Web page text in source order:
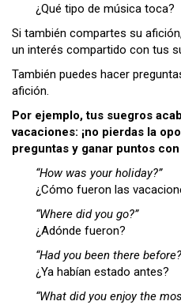
¿Qué tipo de música toca?
Si también compartes su
un interés compartido con tus
También puedes hacer
afición.
Por ejemplo, tus suegros
vacaciones: ¡no pierdas la
preguntas y ganar puntos
“How was your holiday?”
¿Cómo fueron las
“Where did you go?”
¿Adónde fueron?
“Had you been there
¿Ya habían estado antes?
“What did you enjoy the